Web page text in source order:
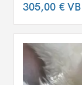
305,00 €VB